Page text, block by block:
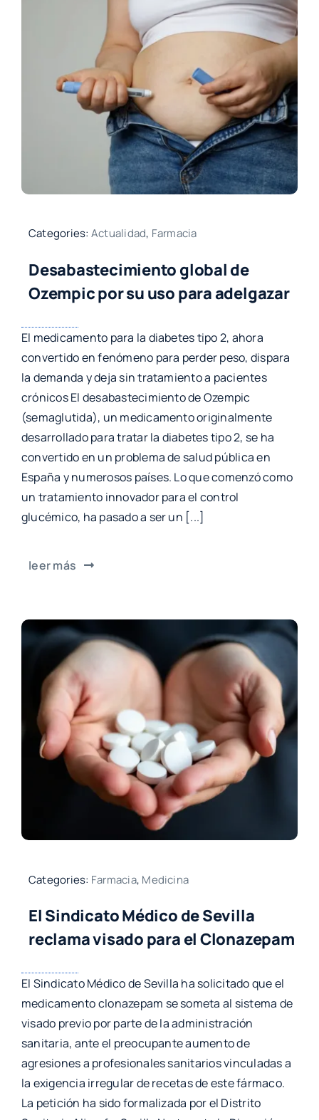
Categories: Actualidad, Farmacia
Desabastecimiento global de
Ozempic por su uso para adelgazar
El medicamento para la diabetes tipo 2, ahora
convertido en fenómeno para perder peso, dispara
la demanda y deja sin tratamiento a pacientes
crónicos El desabastecimiento de Ozempic
(semaglutida), un medicamento originalmente
desarrollado para tratar la diabetes tipo 2, se ha
convertido en un problema de salud pública en
España y numerosos países. Lo que comenzó como
un tratamiento innovador para el control
glucémico, ha pasado a ser un [...]
leer más
Categories: Farmacia, Medicina
El Sindicato Médico de Sevilla
reclama visado para el Clonazepam
El Sindicato Médico de Sevilla ha solicitado que el
medicamento clonazepam se someta al sistema de
visado previo por parte de la administración
sanitaria, ante el preocupante aumento de
agresiones a profesionales sanitarios vinculadas a
la exigencia irregular de recetas de este fármaco.
La petición ha sido formalizada por el Distrito